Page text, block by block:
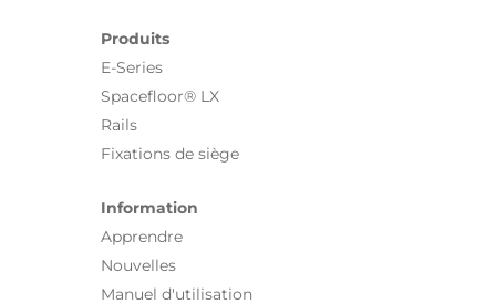
Produits
E-Series
Spacefloor® LX
Rails
Fixations de siège
Information
Apprendre
Nouvelles
Manuel d'utilisation